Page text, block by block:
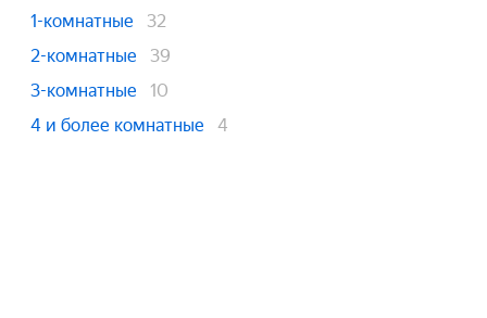
1-комнатные
32
2-комнатные
39
3-комнатные
10
4 и более комнатные
4